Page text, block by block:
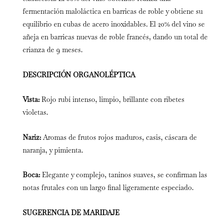
fermentación maloláctica en barricas de roble y obtiene su
equilibrio en cubas de acero inoxidables. El 20% del vino se
añeja en barricas nuevas de roble francés, dando un total de
crianza de 9 meses.
DESCRIPCIÓN ORGANOLÉPTICA
Vista:Rojo rubí intenso, limpio, brillante con ribetes
violetas.
Nariz:Aromas de frutos rojos maduros, casis, cáscara de
naranja, y pimienta.
Boca:Elegante y complejo, taninos suaves, se confirman las
notas frutales con un largo final ligeramente especiado.
SUGERENCIA DE MARIDAJE